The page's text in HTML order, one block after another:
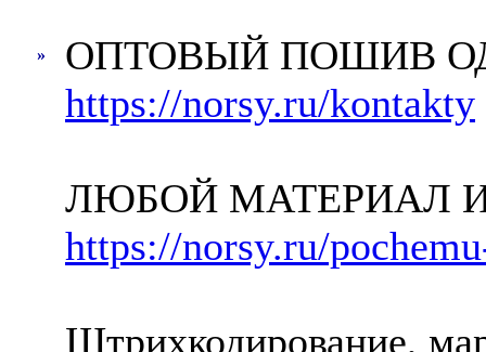
»
ОПТОВЫЙ ПОШИВ
https://norsy.ru/kontakty
ЛЮБОЙ МАТЕРИАЛ
https://norsy.ru/
Штрихкодирование,